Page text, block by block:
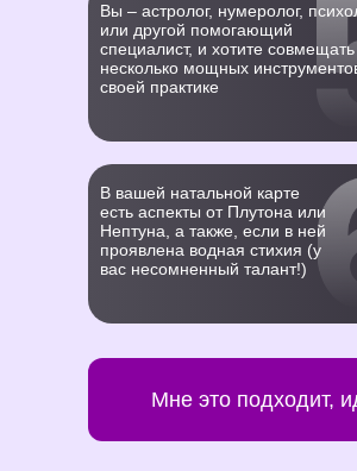
В вашей натальной карте
есть аспекты от Плутона или
Нептуна, а также, если в ней
проявлена водная стихия (у
вас несомненный талант!)
Мне это подходит,
Вы – астролог, нумеролог,
или другой помогающий
специалист, и хотите совмещать
несколько мощных
своей практике